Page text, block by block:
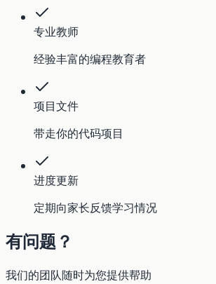
专业教师
经验丰富的编程教育者
项目文件
带走你的代码项目
进度更新
定期向家长反馈学习情况
有问题？
我们的团队随时为您提供帮助